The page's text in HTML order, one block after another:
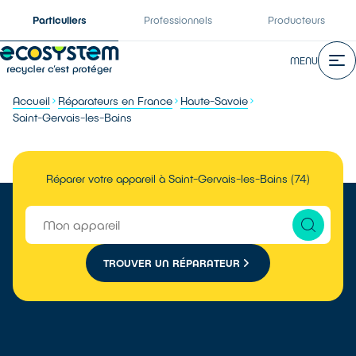
Particuliers Professionnels Producteurs
MENU
Accueil Réparateurs en France
Haute-Savoie
Saint-Gervais-les-Bains
Réparer votre appareil à Saint-Gervais-les-Bains (74)
TROUVER UN RÉPARATEUR